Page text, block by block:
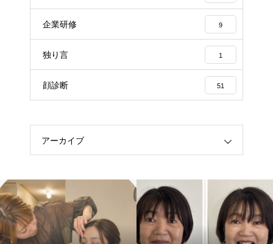
企業研修 9
独り言 1
顔診断 51
アーカイブ